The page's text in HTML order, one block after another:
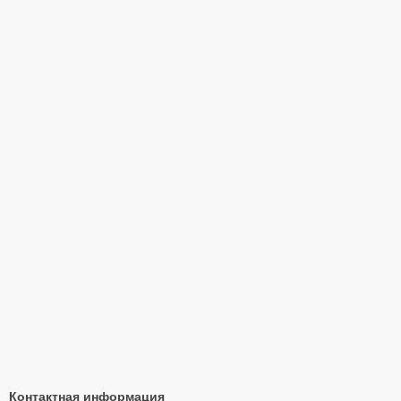
Контактная информация